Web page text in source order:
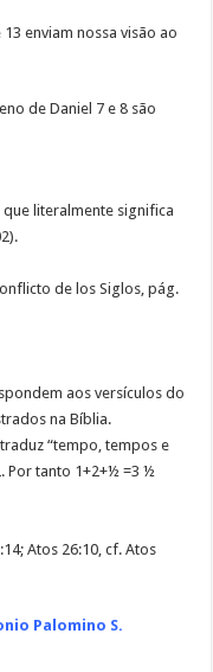
enviam nossa visão ao
de Daniel 7 e 8 são
literalmente significa
de los Siglos, pág.
aos versículos do
na Bíblia.
“tempo, tempos e
Por tanto 1+2+½ =3 ½
Atos 26:10, cf. Atos
Palomino S.